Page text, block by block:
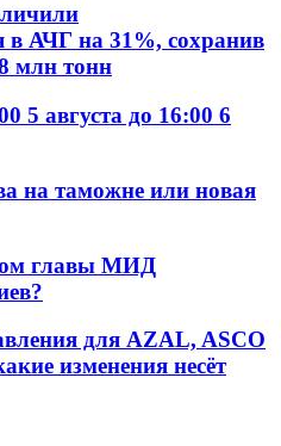
в АЧГ на 31%, сохранив
млн тонн
5 августа до 16:00 6
на таможне или новая
главы МИД
для AZAL, ASCO
изменения несёт